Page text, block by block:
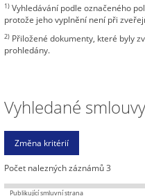
1) Vyhledávání podle označeného
protože jeho vyplnění není při
2) Přiložené dokumenty, které byly
prohledány.
Vyhledané
Počet nalezných záznámů 3